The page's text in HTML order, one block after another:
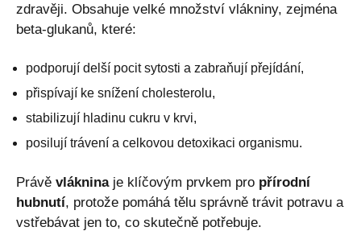
zdravěji. Obsahuje velké množství vlákniny, zejména
beta-glukanů, které:
podporují delší pocit sytosti a zabraňují přejídání,
přispívají ke snížení cholesterolu,
stabilizují hladinu cukru v krvi,
posilují trávení a celkovou detoxikaci organismu.
Právě vlákninaje klíčovým prvkem pro přírodní
hubnutí, protože pomáhá tělu správně trávit potravu a
vstřebávat jen to, co skutečně potřebuje.